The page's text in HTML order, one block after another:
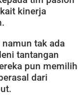
kinerja
tak ada
tantangan
pun memilih
dari